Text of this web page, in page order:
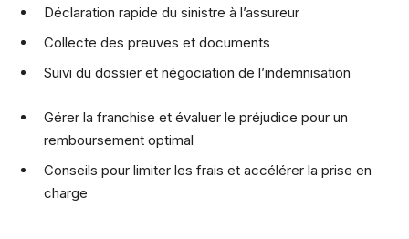
Déclaration rapide du sinistre à l’assureur
Collecte des preuves et documents
Suivi du dossier et négociation de l’indemnisation
Gérer la franchise et évaluer le préjudice pour un
remboursement optimal
Conseils pour limiter les frais et accélérer la prise en
charge